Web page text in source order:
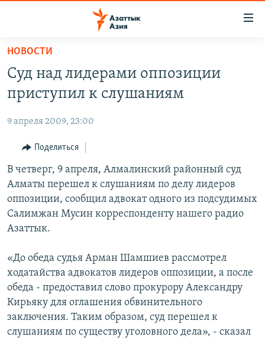
Вернуться
основному
содержанию
Вернутся
навигации
Вернутся
поиску
УЗБЕКИСТАН
ТАДЖИКИСТАН
НОВОСТИ
ВОЙНА В УКРАИНЕ
НА ДРУГИХ ЯЗЫКАХ
ҚАЗАҚША
КЫРГЫЗЧА
ТОҶИКӢ
TÜRKMENÇE
Все сайты РСЕ/РС
НОВОСТИ
Cуд над лидерами оппозиции
приступил к слушаниям
9 апреля 2009, 23:00
Поделиться
В четверг, 9 апреля, Алмалинский районный суд
Алматы перешел к слушаниям по делу лидеров
оппозиции, сообщил адвокат одного из подсудимых
Салимжан Мусин корреспонденту нашего радио
Азаттык.
«До обеда судья Арман Шамшиев рассмотрел
ходатайства адвокатов лидеров оппозиции, а после
обеда - предоставил слово прокурору Александру
Кирьяку для оглашения обвинительного
заключения. Таким образом, суд перешел к
слушаниям по существу уголовного дела», - сказал